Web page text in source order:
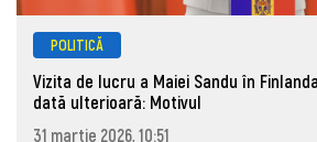
POLITICĂ
Vizita de lucru a Maiei Sandu în
dată ulterioară: Motivul
31 martie 2026, 10:51